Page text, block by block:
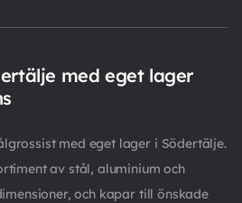
med eget lager
med eget lager i Södertälje.
av stål, aluminium och
och kapar till önskade